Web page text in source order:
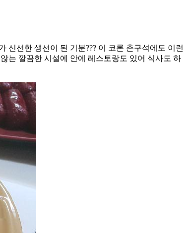
신선한 생선이 된 기분??? 이 코론 촌구석에도 이런
는 깔끔한 시설에 안에 레스토랑도 있어 식사도 하